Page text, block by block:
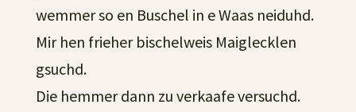
wemmer so en Buschel in e Waas neiduhd.
Mir hen frieher bischelweis Maiglecklen
gsuchd.
Die hemmer dann zu verkaafe versuchd.